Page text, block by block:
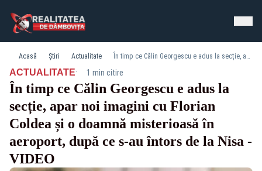
Acasă Știri Actualitate În timp ce Călin Georgescu e adus la secție, apar noi imagini cu Florian Coldea și o doamnă misterioasă în aeroport, după ce s-au întors de la Nisa - VIDEO
ACTUALITATE· 1 min citire
În timp ce Călin Georgescu e adus la
secție, apar noi imagini cu Florian
Coldea și o doamnă misterioasă în
aeroport, după ce s-au întors de la Nisa -
VIDEO